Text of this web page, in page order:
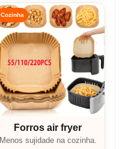
Cozinha
Forros air fryer
Menos sujidade na cozinha.